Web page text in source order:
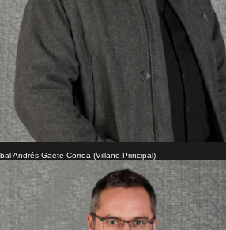
Andrés Gaete Correa (Villano Principal)